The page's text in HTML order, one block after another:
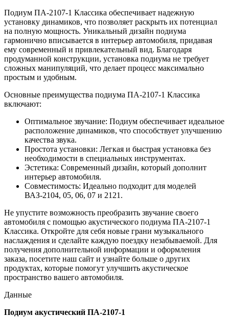
Подиум ПА-2107-1 Классика обеспечивает надежную
установку динамиков, что позволяет раскрыть их потенциал
на полную мощность. Уникальный дизайн подиума
гармонично вписывается в интерьер автомобиля, придавая
ему современный и привлекательный вид. Благодаря
продуманной конструкции, установка подиума не требует
сложных манипуляций, что делает процесс максимально
простым и удобным.
Основные преимущества подиума ПА-2107-1 Классика
включают:
Оптимальное звучание: Подиум обеспечивает идеальное
расположение динамиков, что способствует улучшению
качества звука.
Простота установки: Легкая и быстрая установка без
необходимости в специальных инструментах.
Эстетика: Современный дизайн, который дополнит
интерьер автомобиля.
Совместимость: Идеально подходит для моделей
ВАЗ-2104, 05, 06, 07 и 2121.
Не упустите возможность преобразить звучание своего
автомобиля с помощью акустического подиума ПА-2107-1
Классика. Откройте для себя новые грани музыкального
наслаждения и сделайте каждую поездку незабываемой. Для
получения дополнительной информации и оформления
заказа, посетите наш сайт и узнайте больше о других
продуктах, которые помогут улучшить акустическое
пространство вашего автомобиля.
Данные
Подиум акустический ПА-2107-1